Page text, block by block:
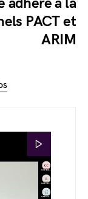
PACT et
ARIM